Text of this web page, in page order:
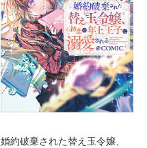
婚約破棄された替え玉令嬢、